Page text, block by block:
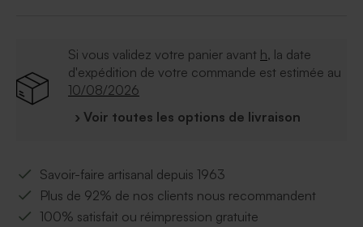
Si vous validez votre panier avant h, la date
d'expédition de votre commande est estimée au
10/08/2026
› Voir toutes les options de livraison
Savoir-faire artisanal depuis 1963
Plus de 92% de nos clients nous recommandent
100% satisfait ou réimpression gratuite